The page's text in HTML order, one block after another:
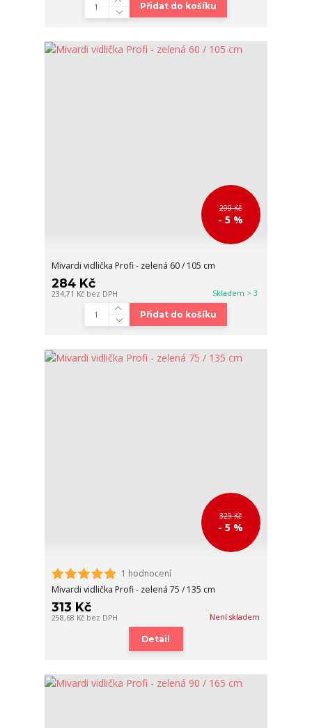
Přidat do košíku
299 Kč
- 5 %
Mivardi vidlička Profi - zelená 60 / 105 cm
284 Kč
234,71 Kč bez DPH Skladem > 3
Přidat do košíku
329 Kč
- 5 %
1 hodnocení
Mivardi vidlička Profi - zelená 75 / 135 cm
313 Kč
258,68 Kč bez DPH Není skladem
Detail